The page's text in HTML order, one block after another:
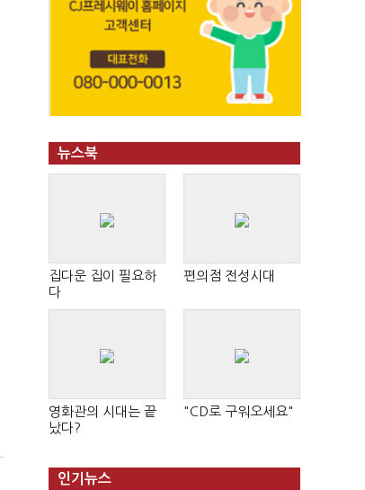
뉴스북
집다운 집이 필요하
다
편의점 전성시대
영화관의 시대는 끝
났다?
"CD로 구워오세요"
인기뉴스